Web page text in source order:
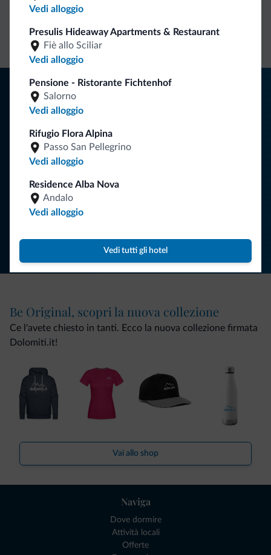
Vedi alloggio
Presulis Hideaway Apartments & Restaurant
Fiè allo Sciliar
Vedi alloggio
Pensione - Ristorante Fichtenhof
Salorno
Vedi alloggio
Rifugio Flora Alpina
Passo San Pellegrino
Vedi alloggio
Residence Alba Nova
Andalo
Vedi alloggio
Vedi tutti gli hotel
diretto
vantaggiose
vincolanti
Consigli dalle Dolomiti
Riceverai informazioni, offerte esclusive e news per la tua
vacanza nelle Dolomiti.
Be Original, scopri la nuova collezione
Ce l'avete chiesto in tanti. Ecco la nuova collezione firmata
Dolomiti.it!
Vai allo shop
Naviga
Dove dormire
Attività locali
Offerte